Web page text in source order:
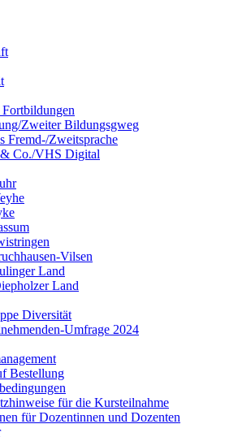
Zweiter Bildungsgweg
Fremd-/Zweitsprache
Co./VHS Digital
Vilsen
Land
Land
Diversität
Umfrage 2024
Bestellung
für die Kursteilnahme
für Dozentinnen und Dozenten